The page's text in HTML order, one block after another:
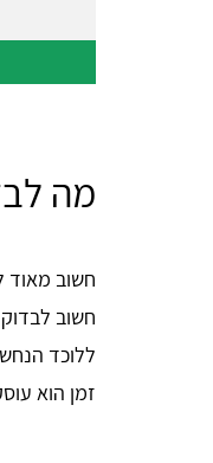
מה
חשוב מאוד
חשוב
ללוכד
זמן הוא